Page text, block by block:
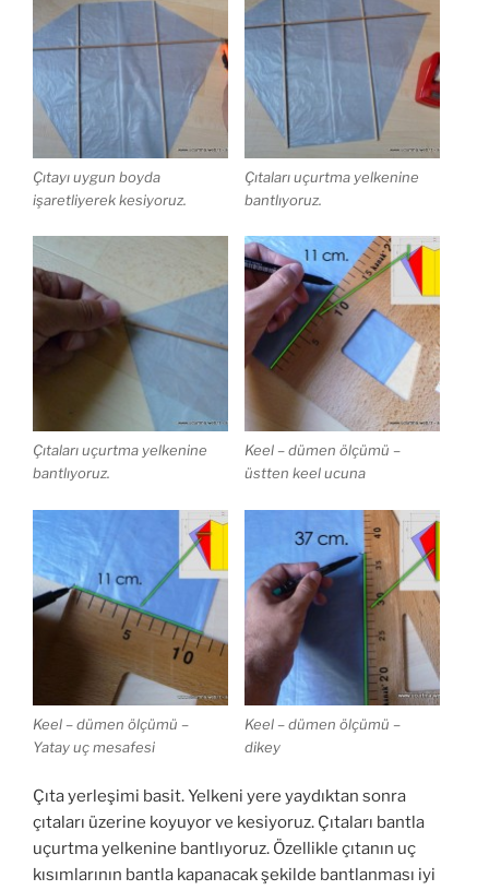
Çıtayı uygun boyda
işaretliyerek kesiyoruz.
Çıtaları uçurtma yelkenine
bantlıyoruz.
Çıtaları uçurtma yelkenine
bantlıyoruz.
Keel – dümen ölçümü –
üstten keel ucuna
Keel – dümen ölçümü –
Yatay uç mesafesi
Keel – dümen ölçümü –
dikey
Çıta yerleşimi basit. Yelkeni yere yaydıktan sonra
çıtaları üzerine koyuyor ve kesiyoruz. Çıtaları bantla
uçurtma yelkenine bantlıyoruz. Özellikle çıtanın uç
kısımlarının bantla kapanacak şekilde bantlanması iyi